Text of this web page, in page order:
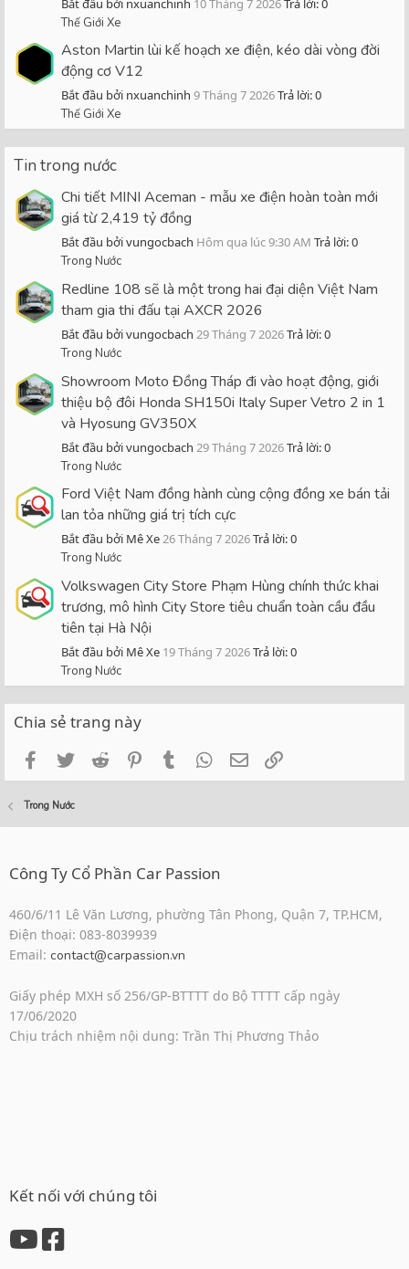
Bắt đầu bởi nxuanchinh 10 Tháng 7 2026Trả lời: 0
Thế Giới Xe
Aston Martin lùi kế hoạch xe điện, kéo dài vòng đời
động cơ V12
Bắt đầu bởi nxuanchinh 9 Tháng 7 2026Trả lời: 0
Thế Giới Xe
Tin trong nước
Chi tiết MINI Aceman - mẫu xe điện hoàn toàn mới
giá từ 2,419 tỷ đồng
Bắt đầu bởi vungocbach Hôm qua lúc 9:30 AM Trả lời: 0
Trong Nước
Redline 108 sẽ là một trong hai đại diện Việt Nam
tham gia thi đấu tại AXCR 2026
Bắt đầu bởi vungocbach 29 Tháng 7 2026Trả lời: 0
Trong Nước
Showroom Moto Đồng Tháp đi vào hoạt động, giới
thiệu bộ đôi Honda SH150i Italy Super Vetro 2 in 1
và Hyosung GV350X
Bắt đầu bởi vungocbach 29 Tháng 7 2026Trả lời: 0
Trong Nước
Ford Việt Nam đồng hành cùng cộng đồng xe bán tải
lan tỏa những giá trị tích cực
Bắt đầu bởi Mê Xe26 Tháng 7 2026Trả lời: 0
Trong Nước
Volkswagen City Store Phạm Hùng chính thức khai
trương, mô hình City Store tiêu chuẩn toàn cầu đầu
tiên tại Hà Nội
Bắt đầu bởi Mê Xe 19 Tháng 7 2026Trả lời: 0
Trong Nước
Chia sẻ trang này
FacebookTwitterReddit PinterestTumblrWhatsApp
Email
Trong Nước
Công Ty Cổ Phần Car Passion
460/6/11 Lê Văn Lương, phường Tân Phong, Quận 7, TP.HCM,
Điện thoại: 083-8039939
Email: contact@carpassion.vn
Giấy phép MXH số 256/GP-BTTTT do Bộ TTTT cấp ngày
17/06/2020
Chịu trách nhiệm nội dung: Trần Thị Phương Thảo
Kết nối với chúng tôi